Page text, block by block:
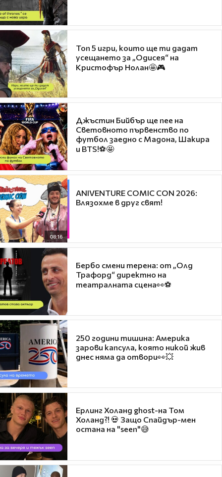
Топ 5 игри, които ще ти дадат
усещането за „Одисея“ на
Кристофър Нолан🤩🎮
Джъстин Бийбър ще пее на
Световното първенство по
футбол заедно с Мадона, Шакира
и BTS!⚽🤩
08:16
ANIVENTURE COMIC CON 2026:
Влязохме в друг свят!
Бербо смени терена: от „Олд
Трафорд“ директно на
театралната сцена👀⚽
250 години тишина: Америка
зарови капсула, която никой жив
днес няма да отвори👀💥
Ерлинг Холанд ghost-на Том
Холанд?! 💀 Защо Спайдър-мен
остана на "seen"😅